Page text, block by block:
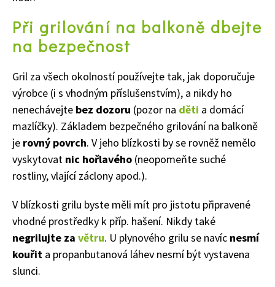
Při grilování na balkoně dbejte
na bezpečnost
Gril za všech okolností používejte tak, jak doporučuje
výrobce (i s vhodným příslušenstvím), a nikdy ho
nenechávejte bez dozoru (pozor na děti a domácí
mazlíčky). Základem bezpečného grilování na balkoně
je rovný povrch. V jeho blízkosti by se rovněž nemělo
vyskytovat nic hořlavého (neopomeňte suché
rostliny, vlající záclony apod.).
V blízkosti grilu byste měli mít pro jistotu připravené
vhodné prostředky k příp. hašení. Nikdy také
negrilujte za větru. U plynového grilu se navíc nesmí
kouřit a propanbutanová láhev nesmí být vystavena
slunci.